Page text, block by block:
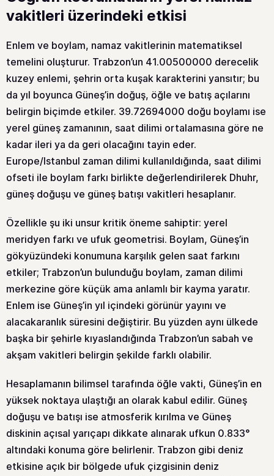
vakitleri üzerindeki etkisi
Enlem ve boylam, namaz vakitlerinin matematiksel
temelini oluşturur. Trabzon’un 41.00500000 derecelik
kuzey enlemi, şehrin orta kuşak karakterini yansıtır; bu
da yıl boyunca Güneş’in doğuş, öğle ve batış açılarını
belirgin biçimde etkiler. 39.72694000 doğu boylamı ise
yerel güneş zamanının, saat dilimi ortalamasına göre ne
kadar ileri ya da geri olacağını tayin eder.
Europe/Istanbul zaman dilimi kullanıldığında, saat dilimi
ofseti ile boylam farkı birlikte değerlendirilerek Dhuhr,
güneş doğuşu ve güneş batışı vakitleri hesaplanır.
Özellikle şu iki unsur kritik öneme sahiptir: yerel
meridyen farkı ve ufuk geometrisi. Boylam, Güneş’in
gökyüzündeki konumuna karşılık gelen saat farkını
etkiler; Trabzon’un bulunduğu boylam, zaman dilimi
merkezine göre küçük ama anlamlı bir kayma yaratır.
Enlem ise Güneş’in yıl içindeki görünür yayını ve
alacakaranlık süresini değiştirir. Bu yüzden aynı ülkede
başka bir şehirle kıyaslandığında Trabzon’un sabah ve
akşam vakitleri belirgin şekilde farklı olabilir.
Hesaplamanın bilimsel tarafında öğle vakti, Güneş’in en
yüksek noktaya ulaştığı an olarak kabul edilir. Güneş
doğuşu ve batışı ise atmosferik kırılma ve Güneş
diskinin açısal yarıçapı dikkate alınarak ufkun 0.833°
altındaki konuma göre belirlenir. Trabzon gibi deniz
etkisine açık bir bölgede ufuk çizgisinin deniz